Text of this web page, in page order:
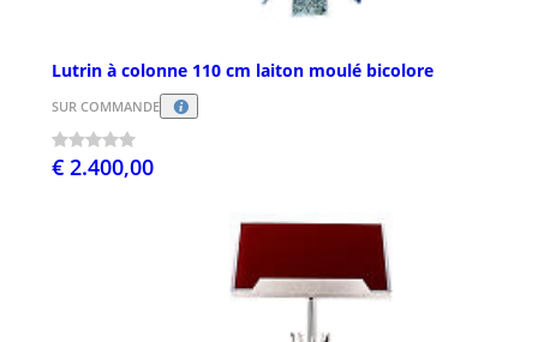
Lutrin à colonne 110 cm laiton moulé bicolore
SUR COMMANDE
€ 2.400,00